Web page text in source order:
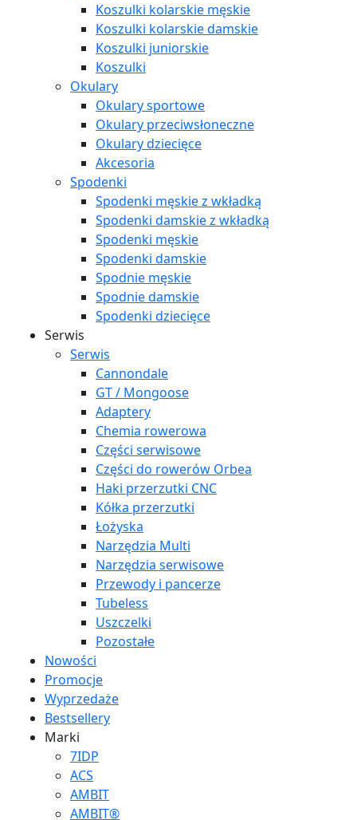
Koszulki kolarskie męskie
Koszulki kolarskie damskie
Koszulki juniorskie
Koszulki
Okulary
Okulary sportowe
Okulary przeciwsłoneczne
Okulary dziecięce
Akcesoria
Spodenki
Spodenki męskie z wkładką
Spodenki damskie z wkładką
Spodenki męskie
Spodenki damskie
Spodnie męskie
Spodnie damskie
Spodenki dziecięce
Serwis
Serwis
Cannondale
GT / Mongoose
Adaptery
Chemia rowerowa
Części serwisowe
Części do rowerów Orbea
Haki przerzutki CNC
Kółka przerzutki
Łożyska
Narzędzia Multi
Narzędzia serwisowe
Przewody i pancerze
Tubeless
Uszczelki
Pozostałe
Nowości
Promocje
Wyprzedaże
Bestsellery
Marki
7IDP
ACS
AMBIT
AMBIT®